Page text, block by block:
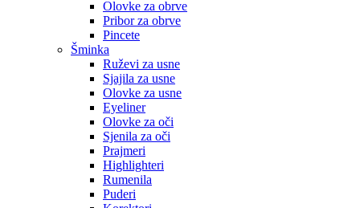
Olovke za obrve
Pribor za obrve
Pincete
Šminka
Ruževi za usne
Sjajila za usne
Olovke za usne
Eyeliner
Olovke za oči
Sjenila za oči
Prajmeri
Highlighteri
Rumenila
Puderi